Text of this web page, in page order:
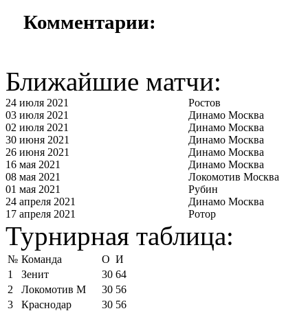
Комментарии:
Ближайшие матчи:
24 июля 2021
Ростов
03 июля 2021
Динамо Москва
02 июля 2021
Динамо Москва
30 июня 2021
Динамо Москва
26 июня 2021
Динамо Москва
16 мая 2021
Динамо Москва
08 мая 2021
Локомотив Москва
01 мая 2021
Рубин
24 апреля 2021
Динамо Москва
17 апреля 2021
Ротор
Турнирная таблица:
№ Команда О И
1
Зенит 30 64
2
Локомотив М 30 56
3
Краснодар 30 56